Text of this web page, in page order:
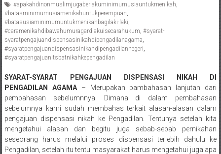
Pengacara
Perceraian/
Advokat
/
Konsultan
/
Konsultan
Hukum
Pajak/
Mediator/
Mediasi/
Yogyakarta/Bantul/Sleman/Gunung
#apakahdinonmuslimjugaberlakuminimumusiauntukmenikah,
#batasminimumusiamenikahuntukperempuan,
#batasusiaminimumuntukmenikahbagilaki-laki,
#caramenikahdibawahumuragardiakuisecarahukum, #syarat-
syaratpengajuandispensasinikahdipengadilanagama,
#syaratpengajuandispensasinikahdipengadilannegeri,
#syaratpengajuanitsbatnikahkepengadilan
SYARAT-SYARAT PENGAJUAN DISPENSASI NIKAH DI
PENGADILAN AGAMA– Merupakan pambahasan lanjutan dari
pembahasan sebelumnnya. Dimana di dalam pembahasan
sebelumnya kami sudah membahas terkait alasan-alasan dalam
pengajuan dispensasi nikah ke Pengadilan. Tentunya setelah kita
mengetahui alasan dan begitu juga sebab-sebab pernikahan
seseorang harus melalui proses dispensasi terlebih dahulu ke
Pengadilan, setelah itu tentu masyarakat harus mengetahui juga apa